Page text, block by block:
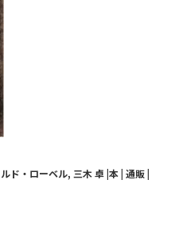
ド・ローベル, 三木 卓 |本 | 通販 |